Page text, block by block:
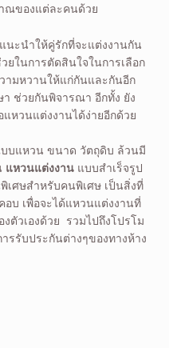
ณของแต่ละคนด้วย
นะนำให้คู่รักที่จะแต่งงานกัน
ในการตัดสินใจในการเลือก
ามหวานให้แก่กันและกันอีก
ช่วยกันพิจารณา อีกทั้ง ยัง
หวนแต่งงานได้ง่ายอีกด้วย
บแหวน ขนาด วัตถุดิบ ล้วนมี
แหวนแต่งงาน แบบสำเร็จรูป
ศษสำหรับคนพิเศษ เป็นสิ่งที่
อบ เพื่อจะได้แหวนแต่งงานที่
ตัวเองด้วย รวมไปถึงโปรโม
รรับประกันต่างๆของทางห้าง